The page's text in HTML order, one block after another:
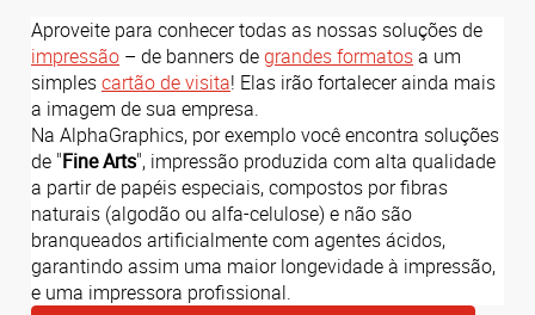
Aproveite para conhecer todas as nossas soluções de
impressão – de banners degrandes formatosa um
simplescartão de visita! Elas irão fortalecer ainda mais
a imagem de sua empresa.
Na AlphaGraphics, por exemplo você encontra soluções
de "Fine Arts", impressão produzida com alta qualidade
a partir de papéis especiais, compostos por fibras
naturais (algodão ou alfa-celulose) e não são
branqueados artificialmente com agentes ácidos,
garantindo assim uma maior longevidade à impressão,
e uma impressora profissional.